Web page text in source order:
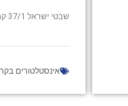
שבטי ישראל 37/1 קרית חיים 04-8420028
אינסטלטורים